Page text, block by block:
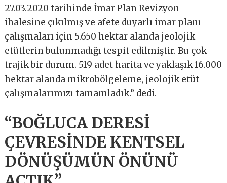
27.03.2020 tarihinde İmar Plan Revizyon
ihalesine çıkılmış ve afete duyarlı imar planı
çalışmaları için 5.650 hektar alanda jeolojik
etütlerin bulunmadığı tespit edilmiştir. Bu çok
trajik bir durum. 519 adet harita ve yaklaşık 16.000
hektar alanda mikrobölgeleme, jeolojik etüt
çalışmalarımızı tamamladık.” dedi.
“BOĞLUCA DERESİ
ÇEVRESİNDE KENTSEL
DÖNÜŞÜMÜN ÖNÜNÜ